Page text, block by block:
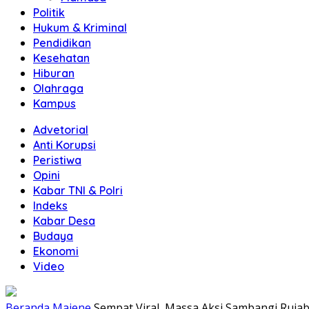
Politik
Hukum & Kriminal
Pendidikan
Kesehatan
Hiburan
Olahraga
Kampus
Advetorial
Anti Korupsi
Peristiwa
Opini
Kabar TNI & Polri
Indeks
Kabar Desa
Budaya
Ekonomi
Video